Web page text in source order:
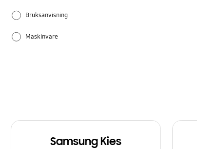
Bruksanvisning
Maskinvare
Samsung Kies